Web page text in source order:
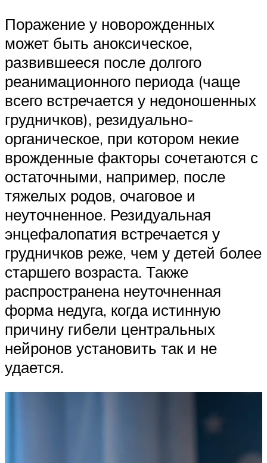
Поражение у новорожденных
может быть аноксическое,
развившееся после долгого
реанимационного периода (чаще
всего встречается у недоношенных
грудничков), резидуально-
органическое, при котором некие
врожденные факторы сочетаются с
остаточными, например, после
тяжелых родов, очаговое и
неуточненное. Резидуальная
энцефалопатия встречается у
грудничков реже, чем у детей более
старшего возраста. Также
распространена неуточненная
форма недуга, когда истинную
причину гибели центральных
нейронов установить так и не
удается.